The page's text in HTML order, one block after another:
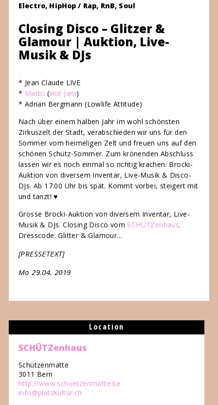
Electro, HipHop / Rap, RnB, Soul
Closing Disco – Glitzer &
Glamour | Auktion, Live-
Musik & DJs
* Jean Claude LIVE
* Matto (Hot Jam)
* Adrian Bergmann (Lowlife Attitude)
Nach über einem halben Jahr im wohl schönsten
Zirkuszelt der Stadt, verabschieden wir uns für den
Sommer vom heimeligen Zelt und freuen uns auf den
schönen Schütz-Sommer. Zum krönenden Abschluss
lassen wir es noch einmal so richtig krachen: Brocki-
Auktion von diversem Inventar, Live-Musik & Disco-
DJs. Ab 17.00 Uhr bis spät. Kommt vorbei, steigert mit
und tanzt! ♥
Grosse Brocki-Auktion von diversem Inventar, Live-
Musik & DJs. Closing Disco vom SCHÜTZenhaus.
Dresscode: Glitter & Glamour…
[PRESSETEXT]
Mo 29.04. 2019
Location
SCHÜTZenhaus
Schützenmatte
3011 Bern
http://www.schuetzenmatte.be
info@platzkultur.ch